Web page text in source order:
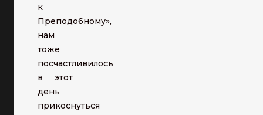
к
Преподобному»,
нам
тоже
посчастливилось
в этот
день
прикоснуться